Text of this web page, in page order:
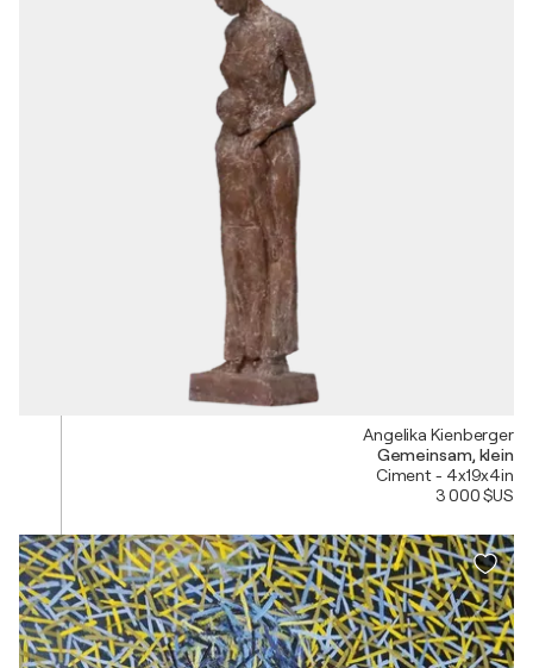
Angelika Kienberger
Gemeinsam, klein
Ciment - 4x19x4in
3 000 $US